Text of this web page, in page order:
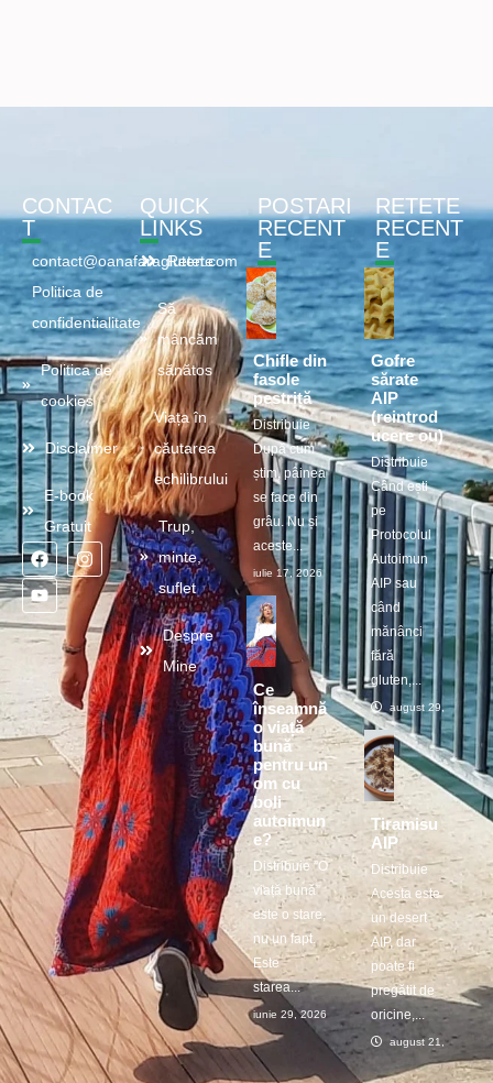
CONTAC
T
contact@oanafaragluten.com
Politica de
confidentialitate
Politica de
cookies
Disclaimer
E-book
Gratuit
QUICK
LINKS
Retete
Să
mâncăm
sănătos
Viața în
căutarea
echilibrului
Trup,
minte,
suflet
Despre
Mine
POSTARI
RECENT
E
Chifle din
fasole
pestriță
Distribuie
După cum
știm, pâinea
se face din
grâu. Nu și
aceste...
iulie 17, 2026
Ce
înseamnă
o viață
bună
pentru un
om cu
boli
autoimun
e?
Distribuie ”O
viață bună”
este o stare,
nu un fapt.
Este
starea...
iunie 29, 2026
RETETE
RECENT
E
Gofre
sărate
AIP
(reintrod
ucere ou)
Distribuie
Când ești
pe
Protocolul
Autoimun
AIP sau
când
mănânci
fără
gluten,...
august 29, 2025
Tiramisu
AIP
Distribuie
Acesta este
un desert
AIP, dar
poate fi
pregătit de
oricine,...
august 21, 2025